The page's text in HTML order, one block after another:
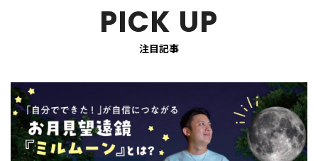
PICK UP
注目記事